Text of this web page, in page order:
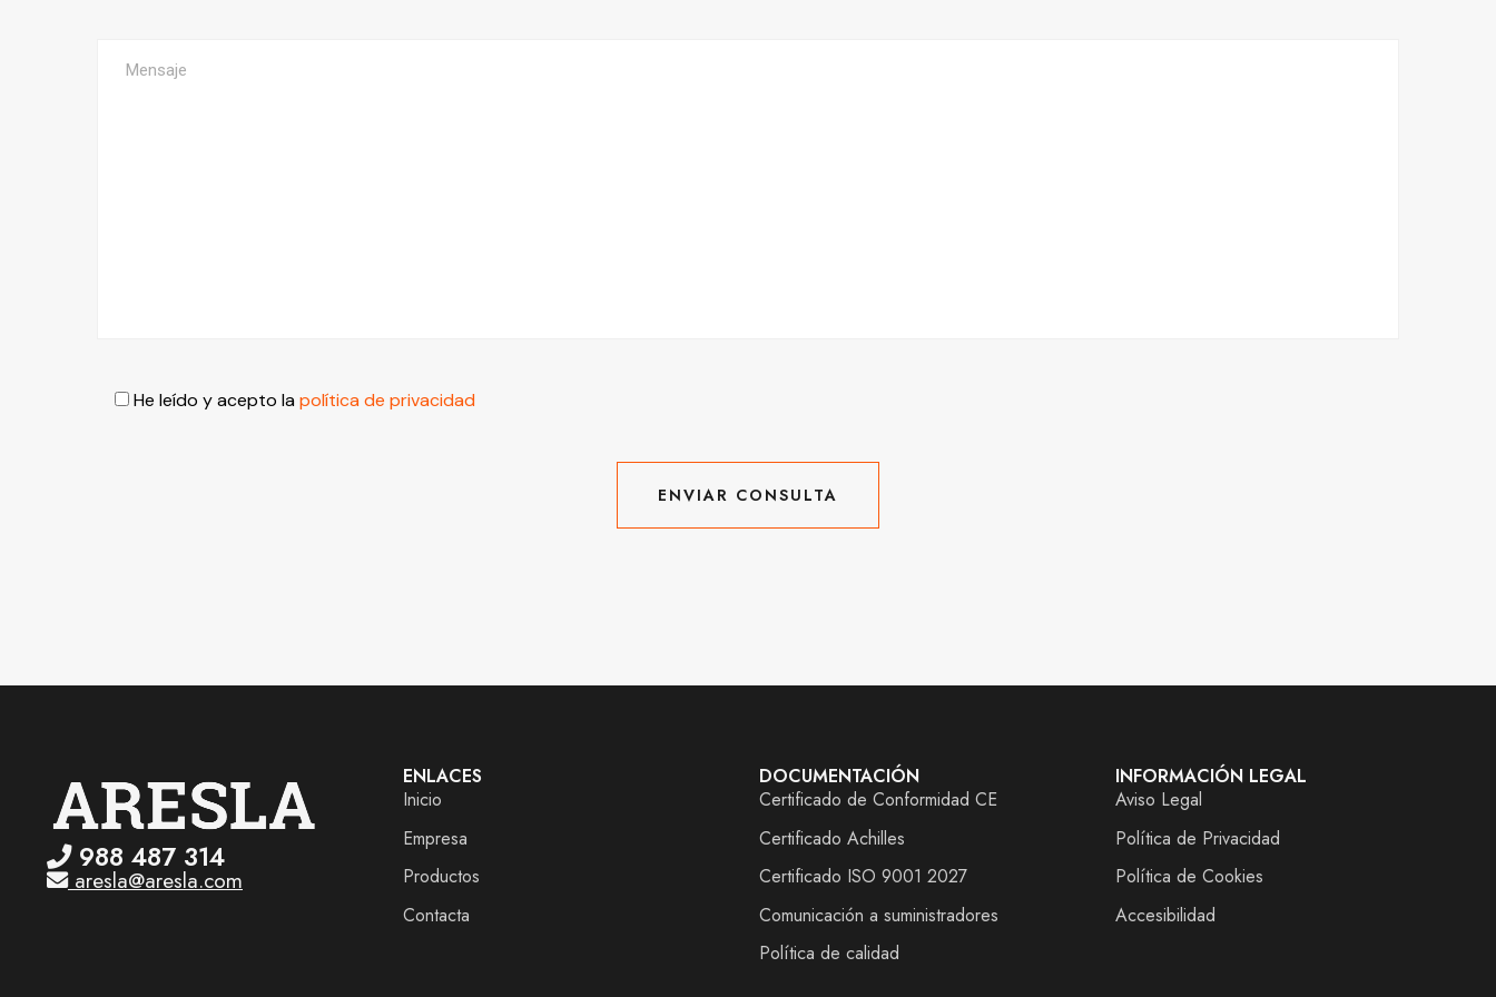
He leído y acepto lapolítica de privacidad
ENVIAR CONSULTA
ENVIAR CONSULTA
988 487 314
aresla@aresla.com
ENLACES
Inicio
Empresa
Productos
Contacta
DOCUMENTACIÓN
Certificado de Conformidad CE
Certificado Achilles
Certificado ISO 9001 2027
Comunicación a suministradores
Política de calidad
INFORMACIÓN LEGAL
Aviso Legal
Política de Privacidad
Política de Cookies
Accesibilidad